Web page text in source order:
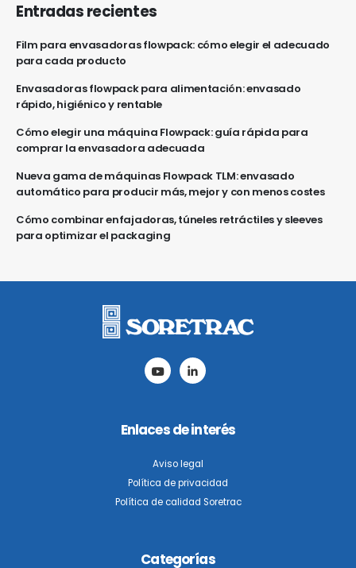
Entradas recientes
Film para envasadoras flowpack: cómo elegir el adecuado
para cada producto
Envasadoras flowpack para alimentación: envasado
rápido, higiénico y rentable
Cómo elegir una máquina Flowpack: guía rápida para
comprar la envasadora adecuada
Nueva gama de máquinas Flowpack TLM: envasado
automático para producir más, mejor y con menos costes
Cómo combinar enfajadoras, túneles retráctiles y sleeves
para optimizar el packaging
Enlaces de interés
Aviso legal
Política de privacidad
Política de calidad Soretrac
Categorías